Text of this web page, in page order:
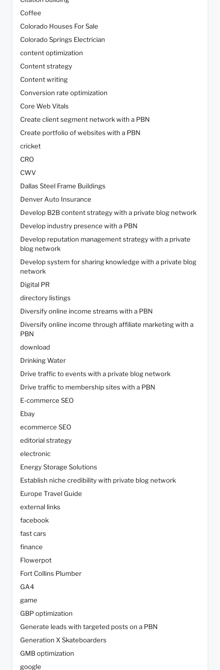
Coffee
Colorado Houses For Sale
Colorado Springs Electrician
content optimization
Content strategy
Content writing
Conversion rate optimization
Core Web Vitals
Create client segment network with a PBN
Create portfolio of websites with a PBN
cricket
CRO
CWV
Dallas Steel Frame Buildings
Denver Auto Insurance
Develop B2B content strategy with a private blog network
Develop industry presence with a PBN
Develop reputation management strategy with a private
blog network
Develop system for sharing knowledge with a private blog
network
Digital PR
directory listings
Diversify online income streams with a PBN
Diversify online income through affiliate marketing with a
PBN
download
Drinking Water
Drive traffic to events with a private blog network
Drive traffic to membership sites with a PBN
E-commerce SEO
Ebay
ecommerce SEO
editorial strategy
electronic
Energy Storage Solutions
Establish niche credibility with private blog network
Europe Travel Guide
external links
facebook
fast cars
finance
Flowerpot
Fort Collins Plumber
GA4
game
GBP optimization
Generate leads with targeted posts on a PBN
Generation X Skateboarders
GMB optimization
google